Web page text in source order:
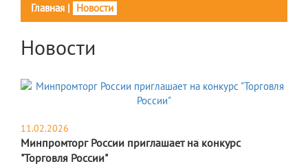
Главная | Новости
Новости
11.02.2026
Минпромторг России приглашает на конкурс
"Торговля России"